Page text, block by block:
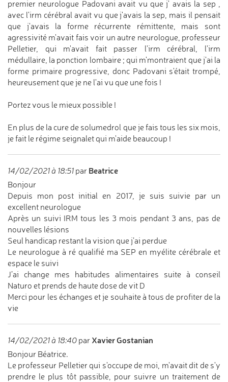
premier neurologue Padovani avait vu que j' avais la sep ,
avec l'irm cérébral avait vu que j'avais la sep, mais il pensait
que j'avais la forme récurrente rémittente, mais sont
agressivité m'avait fais voir un autre neurologue, professeur
Pelletier, qui m'avait fait passer l'irm cérébral, l'irm
médullaire, la ponction lombaire ; qui m'montraient que j'ai la
forme primaire progressive, donc Padovani s'était trompé,
heureusement que je ne l'ai vu que une fois !
Portez vous le mieux possible !
En plus de la cure de solumedrol que je fais tous les six mois,
je fait le régime seignalet qui m'aide beaucoup !
14/02/2021 à 18:51 par Beatrice
Bonjour
Depuis mon post initial en 2017, je suis suivie par un
excellent neurologue
Après un suivi IRM tous les 3 mois pendant 3 ans, pas de
nouvelles lésions
Seul handicap restant la vision que j’ai perdue
Le neurologue à ré qualifié ma SEP en myélite cérébrale et
espace le suivi
J’ai change mes habitudes alimentaires suite à conseil
Naturo et prends de haute dose de vit D
Merci pour les échanges et je souhaite à tous de profiter de la
vie
14/02/2021 à 18:40 par Xavier Gostanian
Bonjour Béatrice.
Le professeur Pelletier qui s'occupe de moi, m'avait dit de s'y
prendre le plus tôt passible, pour suivre un traitement de